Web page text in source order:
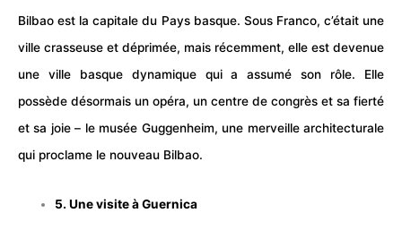
Bilbao est la capitale du Pays basque. Sous Franco, c’était une
ville crasseuse et déprimée, mais récemment, elle est devenue
une ville basque dynamique qui a assumé son rôle. Elle
possède désormais un opéra, un centre de congrès et sa fierté
et sa joie – le musée Guggenheim, une merveille architecturale
qui proclame le nouveau Bilbao.
5. Une visite à Guernica